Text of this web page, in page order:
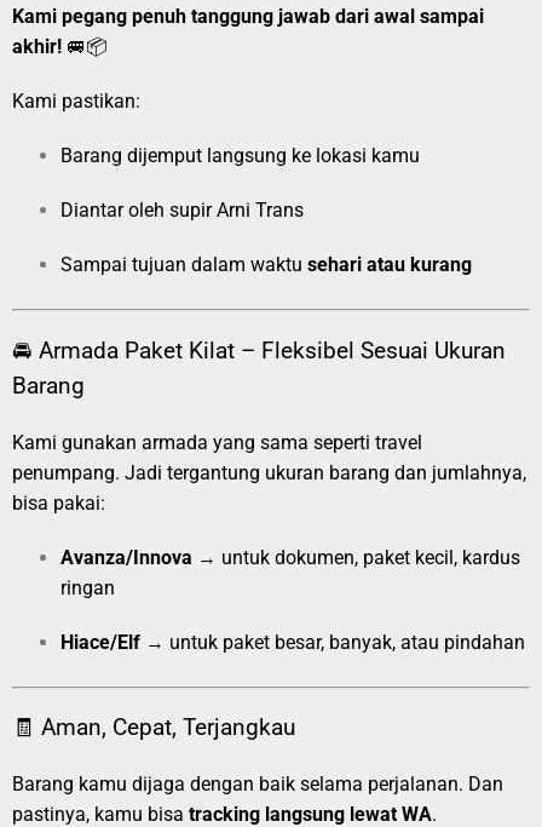
Kami pegang penuh tanggung jawab dari awal sampai
akhir! 🚐📦
Kami pastikan:
Barang dijemput langsung ke lokasi kamu
Diantar oleh supir Arni Trans
Sampai tujuan dalam waktu sehari atau kurang
🚘 Armada Paket Kilat – Fleksibel Sesuai Ukuran
Barang
Kami gunakan armada yang sama seperti travel
penumpang. Jadi tergantung ukuran barang dan jumlahnya,
bisa pakai:
Avanza/Innova → untuk dokumen, paket kecil, kardus
ringan
Hiace/Elf → untuk paket besar, banyak, atau pindahan
🧾 Aman, Cepat, Terjangkau
Barang kamu dijaga dengan baik selama perjalanan. Dan
pastinya, kamu bisa tracking langsung lewat WA.